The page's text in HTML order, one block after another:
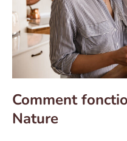
Comment
Nature